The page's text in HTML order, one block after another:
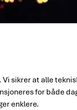
sikrer at alle
for både
enklere.